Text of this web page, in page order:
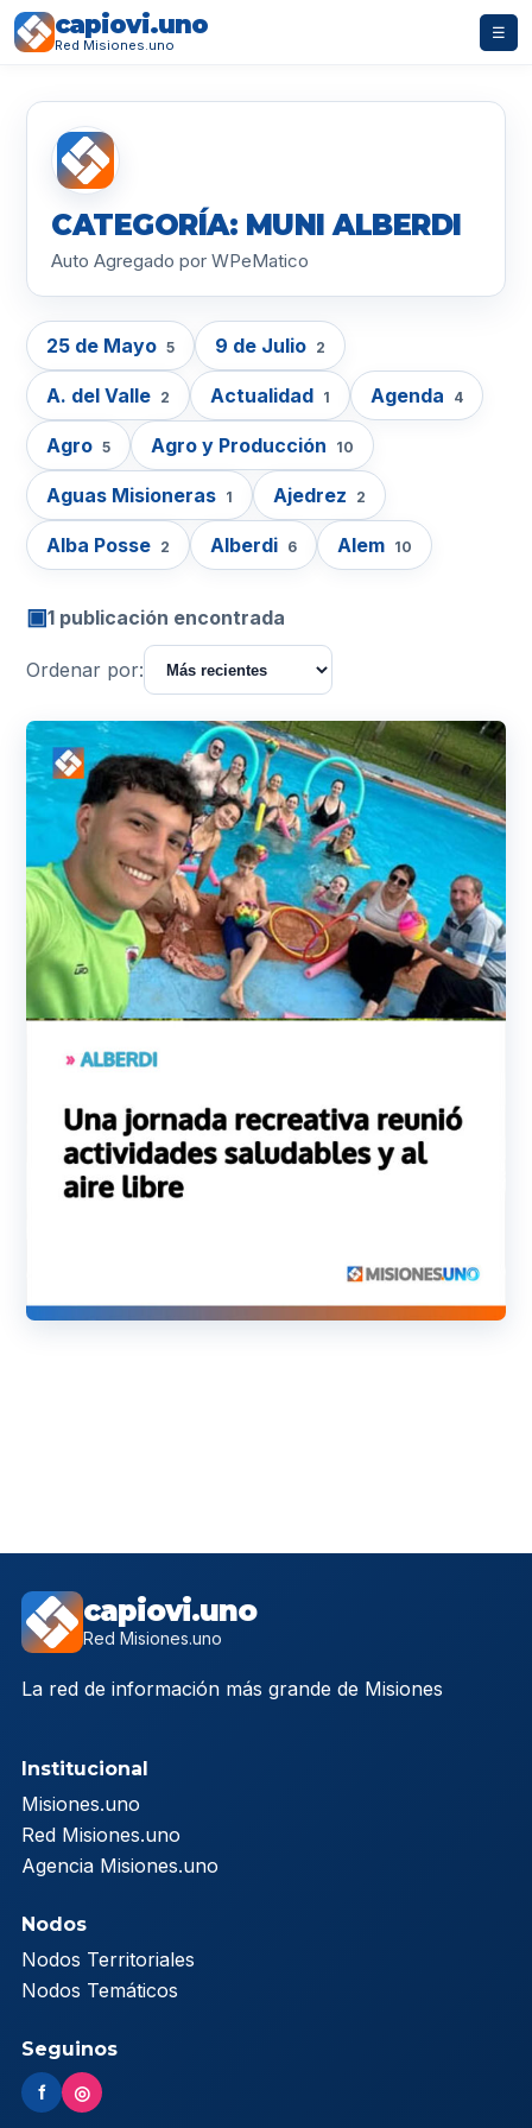
capiovi.uno
Red Misiones.uno
☰
CATEGORÍA: MUNI ALBERDI
Auto Agregado por WPeMatico
25 de Mayo 5 9 de Julio 2
A. del Valle 2 Actualidad 1 Agenda 4
Agro 5 Agro y Producción 10
Aguas Misioneras 1 Ajedrez 2
Alba Posse 2 Alberdi 6 Alem 10
▣1 publicación encontrada
Ordenar por:
capiovi.uno
Red Misiones.uno
La red de información más grande de Misiones
Institucional
Misiones.uno
Red Misiones.uno
Agencia Misiones.uno
Nodos
Nodos Territoriales
Nodos Temáticos
Seguinos
f ◎